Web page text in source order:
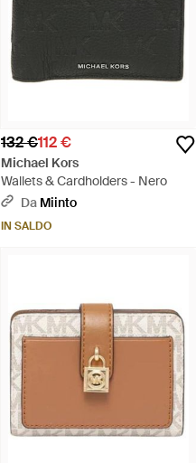
132 €112 €
Michael Kors
Wallets & Cardholders - Nero
Da Miinto
IN SALDO